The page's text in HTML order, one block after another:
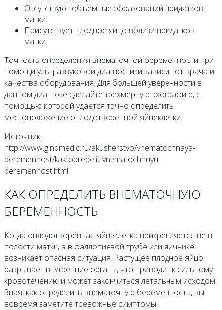
Отсутствуют объемные образований придатков
матки.
Присутствует плодное яйцо вблизи придатков
матки.
Точность определения внематочной беременности при
помощи ультразвуковой диагностики зависит от врача и
качества оборудования. Для большей уверенности в
данном диагнозе сделайте трехмерную эхографию, с
помощью которой удается точно определить
местоположение оплодотворенной яйцеклетки.
Источник:
http://www.ginomedic.ru/akusherstvo/vnematochnaya-
beremennost/kak-opredelit-vnematochnuyu-
beremennost.html
КАК ОПРЕДЕЛИТЬ ВНЕМАТОЧНУЮ
БЕРЕМЕННОСТЬ
Когда оплодотворённая яйцеклетка прикрепляется не в
полости матки, а в фаллопиевой трубе или яичнике,
возникает опасная ситуация. Растущее плодное яйцо
разрывает внутренние органы, что приводит к сильному
кровотечению и может закончиться летальным исходом.
Зная, как определить внематочную беременность, вы
вовремя заметите тревожные симптомы.